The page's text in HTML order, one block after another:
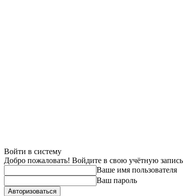
Войти в систему
Добро пожаловать! Войдите в свою учётную запись
Ваше имя пользователя
Ваш пароль